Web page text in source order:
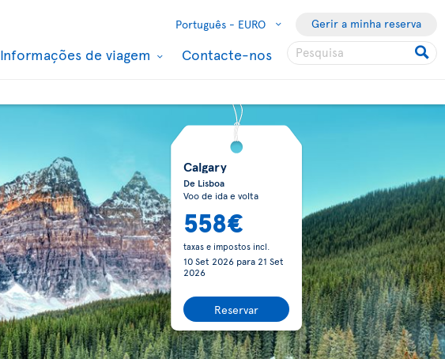
Português - EURO Gerir a minha reserva
Informações de viagem Contacte-nos
Calgary
De Lisboa
Voo de ida e volta
558€
taxas e impostos incl.
10 Set 2026para 21 Set
2026
Reservar